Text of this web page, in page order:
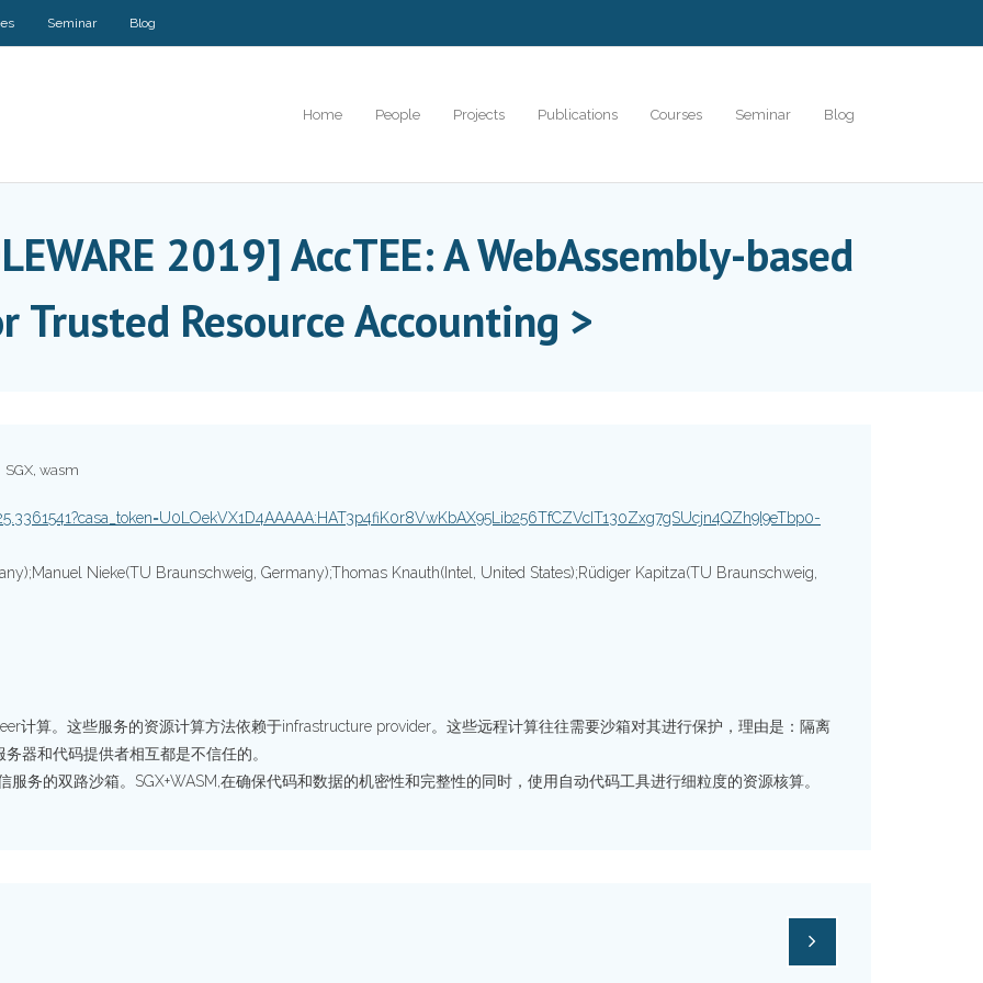
Seminar Blog
Home People Projects Publications Courses Seminar Blog
2019] AccTEE: A WebAssembly-based
Trusted Resource Accounting >
SGX, wasm
Nieke(TU Braunschweig, Germany);Thomas Knauth(Intel, United States);Rüdiger Kapitza(TU Braunschweig,
计算。这些服务的资源计算方法依赖于infrastructure provider。这些远程计算往往需要沙箱对其进行保护，理由是：隔离
器和代码提供者相互都是不信任的。
务的双路沙箱。SGX+WASM,在确保代码和数据的机密性和完整性的同时，使用自动代码工具进行细粒度的资源核算。